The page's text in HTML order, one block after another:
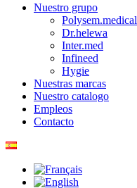
Nuestro grupo
Polysem.medical
Dr.helewa
Inter.med
Infineed
Hygie
Nuestras marcas
Nuestro catalogo
Empleos
Contacto